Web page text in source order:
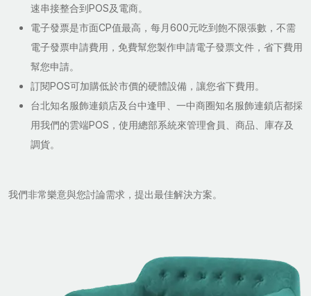
速串接整合到POS及電商。
電子發票是市面CP值最高，每月600元吃到飽不限張數，不需
電子發票申請費用，免費幫您製作申請電子發票文件，省下費用
幫您申請。
訂閱POS可加購低於市價的硬體設備，讓您省下費用。
台北知名服飾連鎖店及台中逢甲、一中商圈知名服飾連鎖店都採
用我們的雲端POS，使用總部系統來管理會員、商品、庫存及
調貨。
我們非常樂意與您討論需求，提出最佳解決方案。